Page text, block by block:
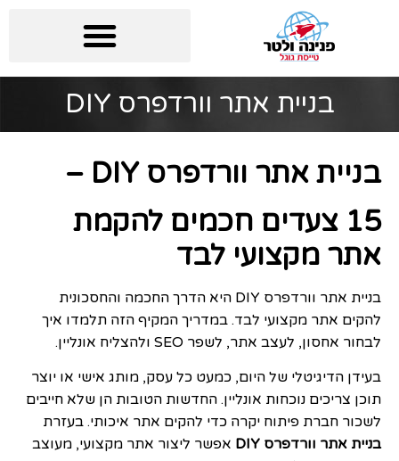
בניית אתר וורדפרס DIY
בניית אתר וורדפרס DIY –
15 צעדים חכמים להקמת
אתר מקצועי לבד
בניית אתר וורדפרס DIY היא הדרך החכמה והחסכונית
להקים אתר מקצועי לבד. במדריך המקיף הזה תלמדו איך
לבחור אחסון, לעצב אתר, לשפר SEO ולהצליח אונליין.
בעידן הדיגיטלי של היום, כמעט כל עסק, מותג אישי או יוצר
תוכן צריכים נוכחות אונליין. החדשות הטובות הן שלא חייבים
לשכור חברת פיתוח יקרה כדי להקים אתר איכותי. בעזרת
בניית אתר וורדפרס DIY
אפשר ליצור אתר מקצועי, מעוצב